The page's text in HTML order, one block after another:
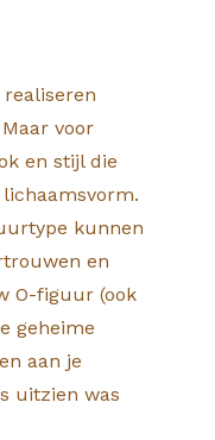
voor
en stijl die
kunnen
en
O-figuur (ook
geheime
aan je
uitzien was